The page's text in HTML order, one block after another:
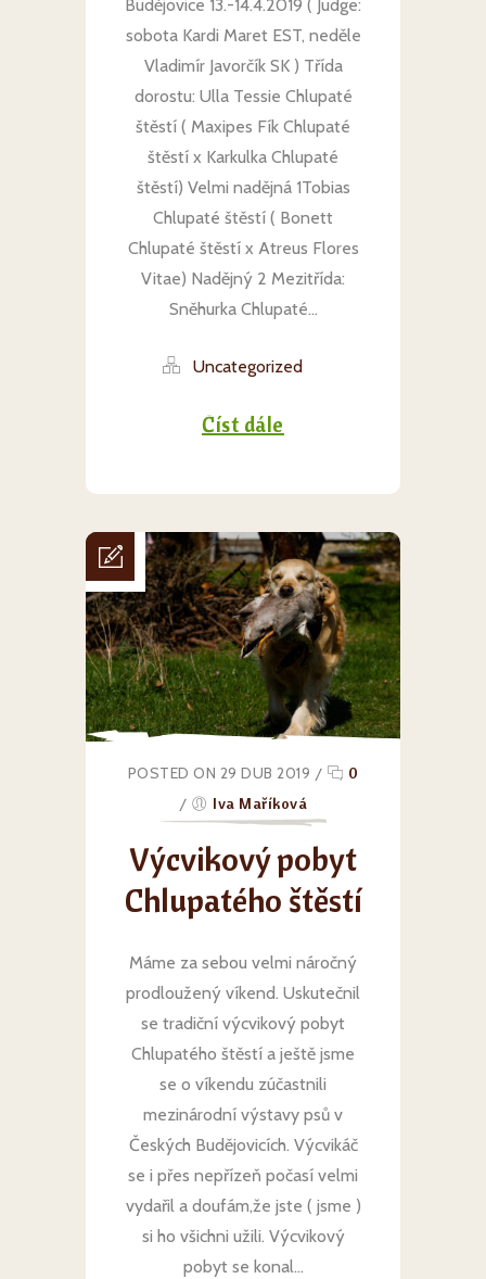
Budějovice 13.-14.4.2019 ( Judge:
sobota Kardi Maret EST, neděle
Vladimír Javorčík SK ) Třída
dorostu: Ulla Tessie Chlupaté
štěstí ( Maxipes Fík Chlupaté
štěstí x Karkulka Chlupaté
štěstí) Velmi nadějná 1Tobias
Chlupaté štěstí ( Bonett
Chlupaté štěstí x Atreus Flores
Vitae) Nadějný 2 Mezitřída:
Sněhurka Chlupaté...
Uncategorized
Číst dále
POSTED ON 29 DUB 2019 /
0
/
Iva Maříková
Výcvikový pobyt
Chlupatého štěstí
Máme za sebou velmi náročný
prodloužený víkend. Uskutečnil
se tradiční výcvikový pobyt
Chlupatého štěstí a ještě jsme
se o víkendu zúčastnili
mezinárodní výstavy psů v
Českých Budějovicích. Výcvikáč
se i přes nepřízeň počasí velmi
vydařil a doufám,že jste ( jsme )
si ho všichni užili. Výcvikový
pobyt se konal...